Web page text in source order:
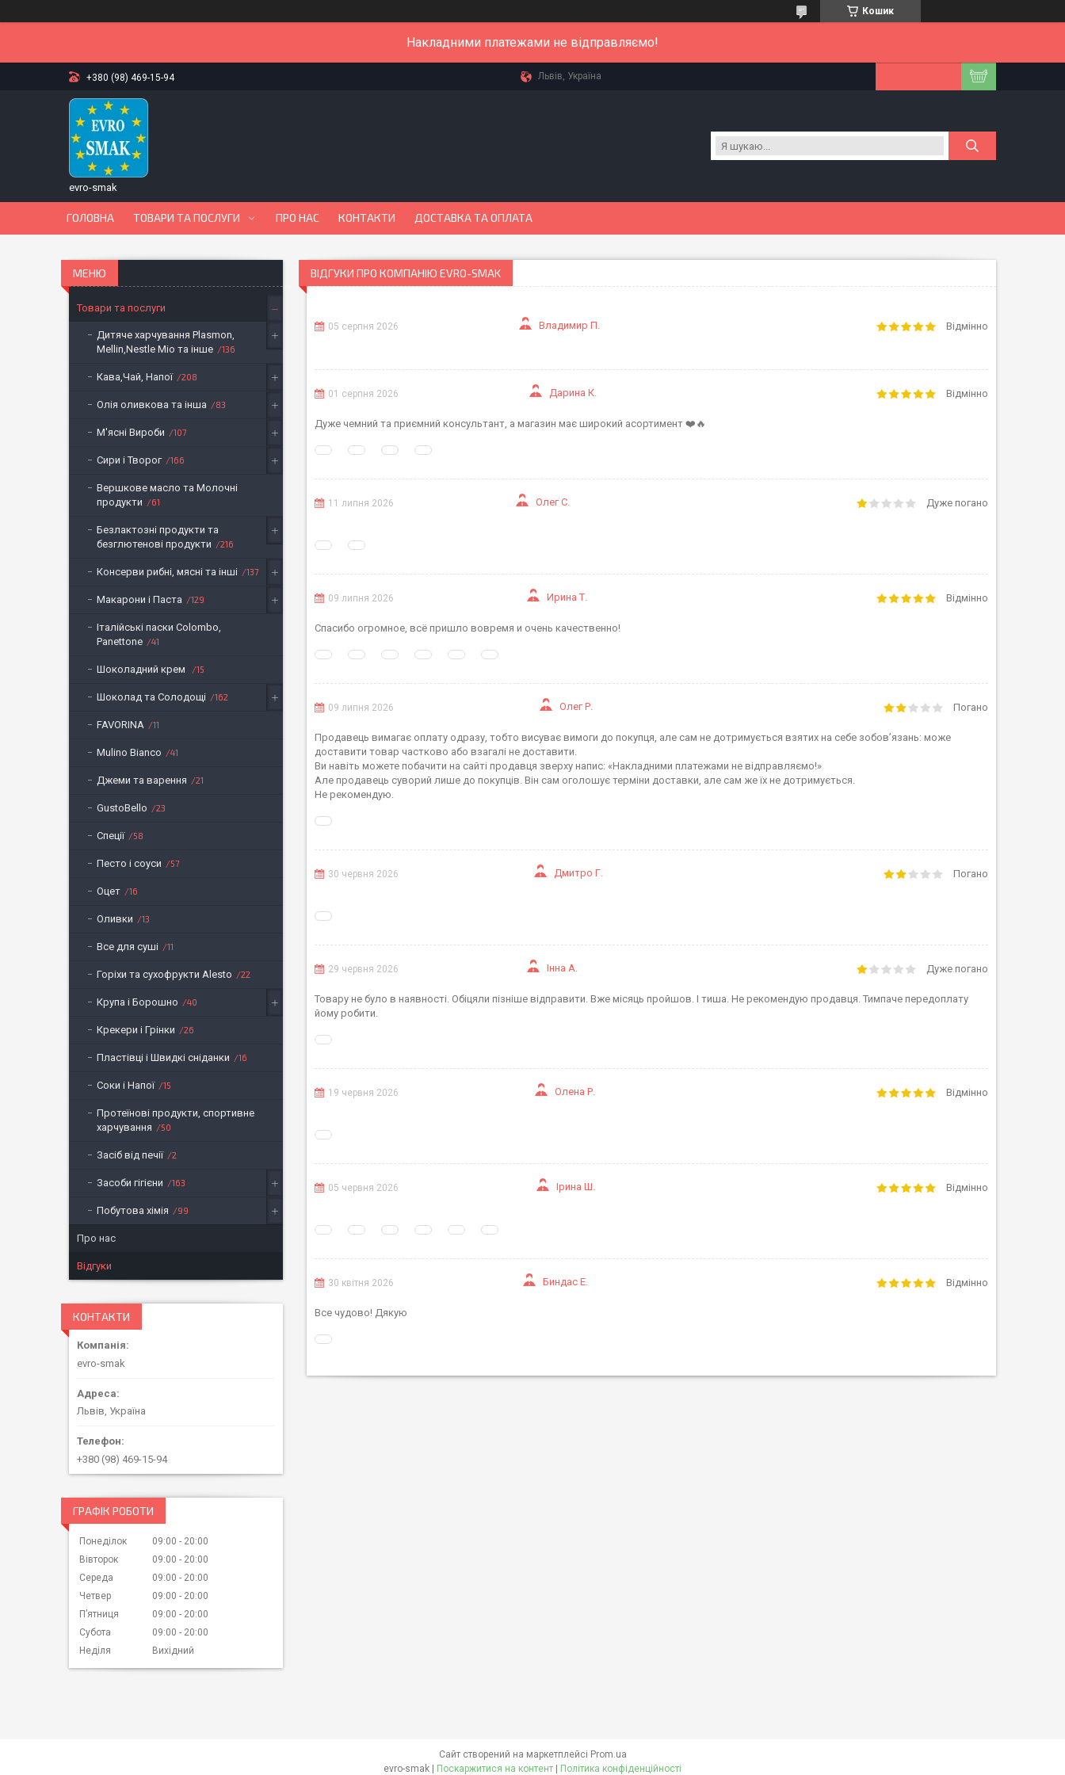
Кошик
Накладними платежами не відправляємо!
+380 (98) 469-15-94 Львів, Україна
evro-smak
ГОЛОВНА ТОВАРИ ТА ПОСЛУГИ ПРО НАС КОНТАКТИ ДОСТАВКА ТА ОПЛАТА
ВІДГУКИ ПРО КОМПАНІЮ EVRO-SMAK
05 серпня 2026 Владимир П. Відмінно
01 серпня 2026 Дарина К. Відмінно
Дуже чемний та приємний консультант, а магазин має широкий асортимент ❤️🔥
11 липня 2026 Олег С. Дуже погано
09 липня 2026 Ирина Т. Відмінно
Спасибо огромное, всё пришло вовремя и очень качественно!
09 липня 2026 Олег Р. Погано
Продавець вимагає оплату одразу, тобто висуває вимоги до покупця, але сам не дотримується взятих на себе зобов’язань: може
доставити товар частково або взагалі не доставити.
Ви навіть можете побачити на сайті продавця зверху напис: «Накладними платежами не відправляємо!»
Але продавець суворий лише до покупців. Він сам оголошує терміни доставки, але сам же їх не дотримується.
Не рекомендую.
30 червня 2026 Дмитро Г. Погано
29 червня 2026 Інна А. Дуже погано
Товару не було в наявності. Обіцяли пізніше відправити. Вже місяць пройшов. І тиша. Не рекомендую продавця. Тимпаче передоплату
йому робити.
19 червня 2026 Олена Р. Відмінно
05 червня 2026 Ірина Ш. Відмінно
30 квітня 2026 Биндас Е. Відмінно
Все чудово! Дякую
Товари та послуги
Дитяче харчування Plasmon,
Mellin,Nestle Mio та інше
136
Кава,Чай, Напої 208
Олія оливкова та інша 83
М'ясні Вироби 107
Сири і Творог 166
Вершкове масло та Молочні
продукти
61
Безлактозні продукти та
безглютенові продукти
216
Консерви рибні, мясні та інші 137
Макарони і Паста 129
Італійські паски Colombo,
Panettone
41
Шоколадний крем 15
Шоколад та Солодощі 162
FAVORINA 11
Mulino Bianco 41
Джеми та варення 21
GustoBello 23
Спеції 58
Песто і соуси 57
Оцет 16
Оливки 13
Все для суші 11
Горіхи та сухофрукти Alesto 22
Крупа і Борошно 40
Крекери і Грінки 26
Пластівці і Швидкі сніданки 16
Соки і Напої 15
Протеїнові продукти, спортивне
харчування
50
Засіб від печії 2
Засоби гігієни 163
Побутова хімія 99
Про нас
Відгуки
КОНТАКТИ
evro-smak
Львів, Україна
+380 (98) 469-15-94
ГРАФІК РОБОТИ
Понеділок 09:00
20:00
Вівторок
09:00
20:00
Середа
09:00
20:00
Четвер
09:00
20:00
Пʼятниця
09:00
20:00
Субота
09:00
20:00
Неділя
Вихідний
Сайт створений на маркетплейсі Prom.ua
Поскаржитися на контент Політика конфіденційності